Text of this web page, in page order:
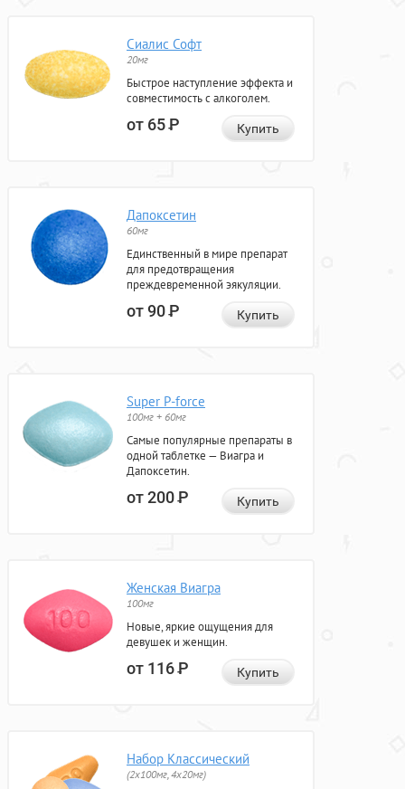
Сиалис Софт
20мг
Быстрое наступление эффекта и
совместимость с алкоголем.
от 65Р Купить
Дапоксетин
60мг
Единственный в мире препарат
для предотвращения
преждевременной эякуляции.
от 90Р Купить
Super P-force
100мг + 60мг
Самые популярные препараты в
одной таблетке — Виагра и
Дапоксетин.
от 200Р Купить
Женская Виагра
100мг
Новые, яркие ощущения для
девушек и женщин.
от 116Р Купить
Набор Классический
(2x100мг, 4x20мг)